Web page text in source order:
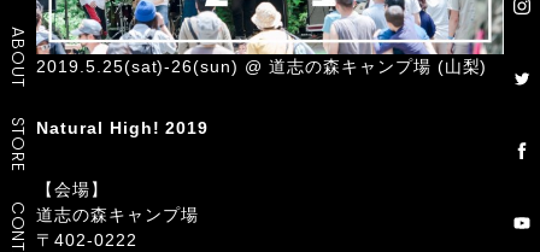
ABOUT
STORE
2019.5.25(sat)-26(sun) @ 道志の森キャンプ場 (山梨)
Natural High! 2019
【会場】
道志の森キャンプ場
〒402-0222